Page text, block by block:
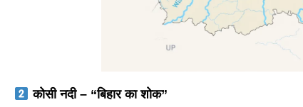
कोसी नदी – “बिहार का शोक”